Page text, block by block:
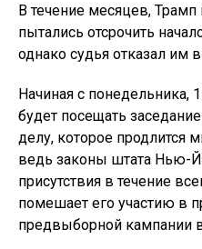
В течение месяцев,
пытались отсрочить
однако судья отказал им
Начиная с понедельника,
будет посещать
делу, которое продлится
ведь законы штата Нью-
присутствия в течение
помешает его участию в
предвыборной кампании